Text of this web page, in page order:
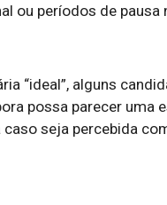
ou períodos de pausa
“ideal”, alguns
possa parecer uma
seja percebida